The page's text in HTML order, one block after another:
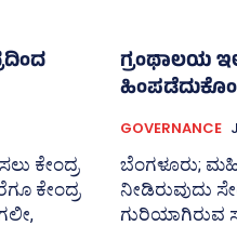
ಕೇಂದ್ರ
ಕೇಂದ್ರ
ಗ್ರಂಥಾಲಯ
GOVERNANCE
ಬೆಂಗಳೂರು;
ನೀಡಿರುವುದು
ಗುರಿಯಾಗಿರುವ